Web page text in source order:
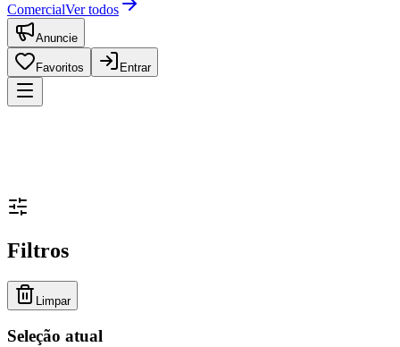
ComercialVer todos
Anuncie
Favoritos Entrar
Filtros
Limpar
Seleção atual